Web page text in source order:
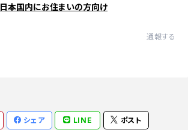
日本国内にお住まいの方向け
通報する
シェア LINE ポスト